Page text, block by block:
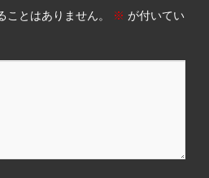
ことはありません。 ※ が付いてい